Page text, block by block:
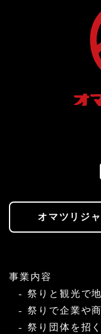
オマツリジ
事業内容
祭りと観光で
祭りで企業や
祭り団体を招く